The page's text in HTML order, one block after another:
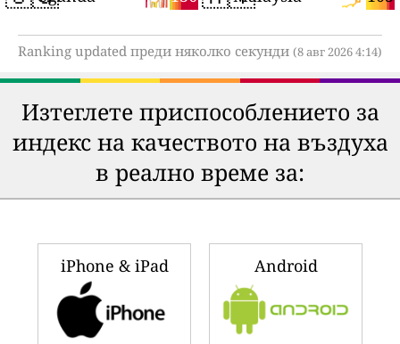
Ranking updated преди няколко секунди (8 авг 2026 4:14)
Изтеглете приспособлението за
индекс на качеството на въздуха
в реално време за:
iPhone & iPad Android